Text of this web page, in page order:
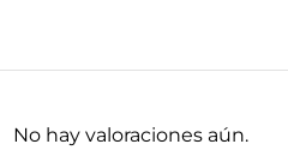
No hay valoraciones aún.